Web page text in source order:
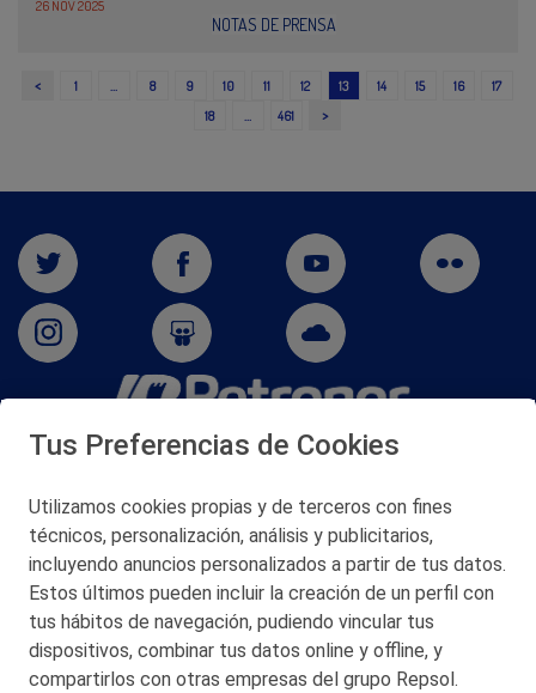
26 NOV 2025
NOTAS DE PRENSA
< 1 … 8 9 10 11 12 13 14 15 16
17
18
… 461 >
San Martín 5-Edificio Muñatones,
© 2026 Petronor S.A.
CONTACTO
Tus Preferencias de Cookies
Utilizamos cookies propias y de terceros con fines
técnicos, personalización, análisis y publicitarios,
incluyendo anuncios personalizados a partir de tus datos.
Estos últimos pueden incluir la creación de un perfil con
tus hábitos de navegación, pudiendo vincular tus
dispositivos, combinar tus datos online y offline, y
compartirlos con otras empresas del grupo Repsol.